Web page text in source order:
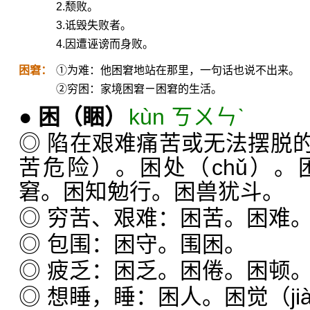
2.颓败。
3.诋毁失败者。
4.因遭诬谤而身败。
困窘：
①为难：他困窘地站在那里，一句话也说不出来。
②穷困：家境困窘ㄧ困窘的生活。
● 困 （睏）
kùn ㄎㄨㄣˋ
◎ 陷在艰难痛苦或无法摆脱
苦危险）。困处（chǔ）。
窘。困知勉行。困兽犹斗。
◎ 穷苦、艰难：困苦。困难
◎ 包围：困守。围困。
◎ 疲乏：困乏。困倦。困顿
◎ 想睡，睡：困人。困觉（